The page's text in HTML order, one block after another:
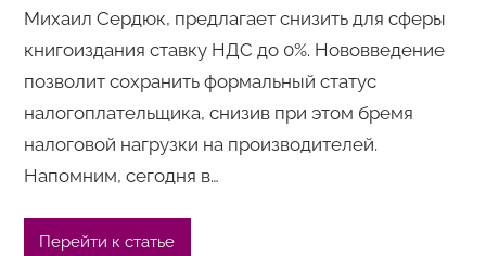
Михаил Сердюк, предлагает снизить для сферы
книгоиздания ставку НДС до 0%. Нововведение
позволит сохранить формальный статус
налогоплательщика, снизив при этом бремя
налоговой нагрузки на производителей.
Напомним, сегодня в…
Перейти к статье